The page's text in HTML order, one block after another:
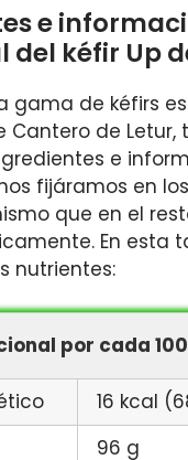
e
del kéfir Up
gama de kéfirs
Cantero de Letur,
e
fijáramos en
que en el
En esta
nutrientes:
por cada
16 kcal
96 g